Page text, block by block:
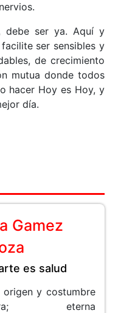
ser ya. Aquí y
ser sensibles y
de crecimiento
mutua donde todos
hacer Hoy es Hoy, y
día.
Gamez
es salud
origen y costumbre
eterna